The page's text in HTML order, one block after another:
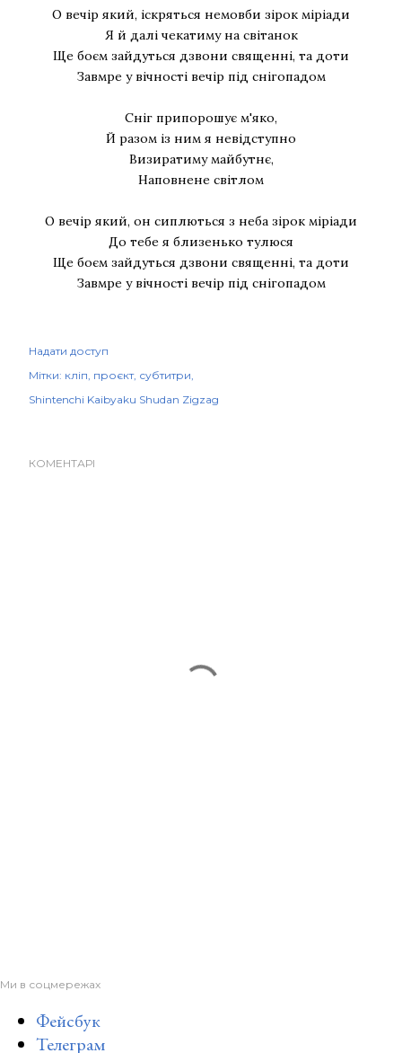
О вечір який, іскряться немовби зірок міріади
Я й далі чекатиму на світанок
Ще боєм зайдуться дзвони священні, та доти
Завмре у вічності вечір під снігопадом
Сніг припорошує м'яко,
Й разом із ним я невідступно
Визиратиму майбутнє,
Наповнене світлом
О вечір який, он сиплються з неба зірок міріади
До тебе я близенько тулюся
Ще боєм зайдуться дзвони священні, та доти
Завмре у вічності вечір під снігопадом
Надати доступ
Мітки: кліп проєкт субтитри
Shintenchi Kaibyaku Shudan Zigzag
КОМЕНТАРІ
Ми в соцмережах
Фейсбук
Телеграм